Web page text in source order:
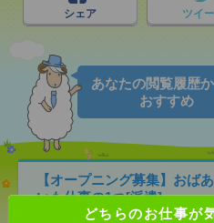
どちらのお仕事が
シェア ツイ
あなたの閲覧履歴
おすすめ
【オープニング募集】おば
いも仕事の1つ[派遣]